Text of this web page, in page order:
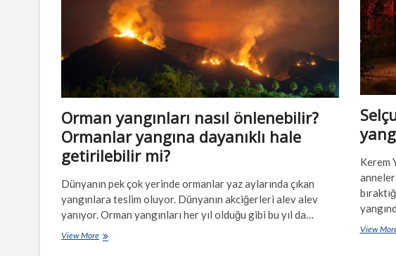
Orman yangınları nasıl önlenebilir?
Ormanlar yangına dayanıklı hale
getirilebilir mi?
Dünyanın pek çok yerinde ormanlar yaz aylarında çıkan
yangınlara teslim oluyor. Dünyanın akciğerleri alev alev
yanıyor. Orman yangınları her yıl olduğu gibi bu yıl da…
View MoreOrman
Kerem
View